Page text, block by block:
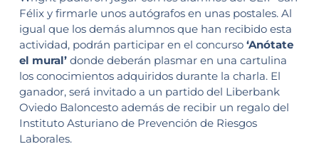
Félix y firmarle unos autógrafos en unas postales. Al
igual que los demás alumnos que han recibido esta
actividad, podrán participar en el concurso ‘Anótate
el mural’donde deberán plasmar en una cartulina
los conocimientos adquiridos durante la charla. El
ganador, será invitado a un partido del Liberbank
Oviedo Baloncesto además de recibir un regalo del
Instituto Asturiano de Prevención de Riesgos
Laborales.